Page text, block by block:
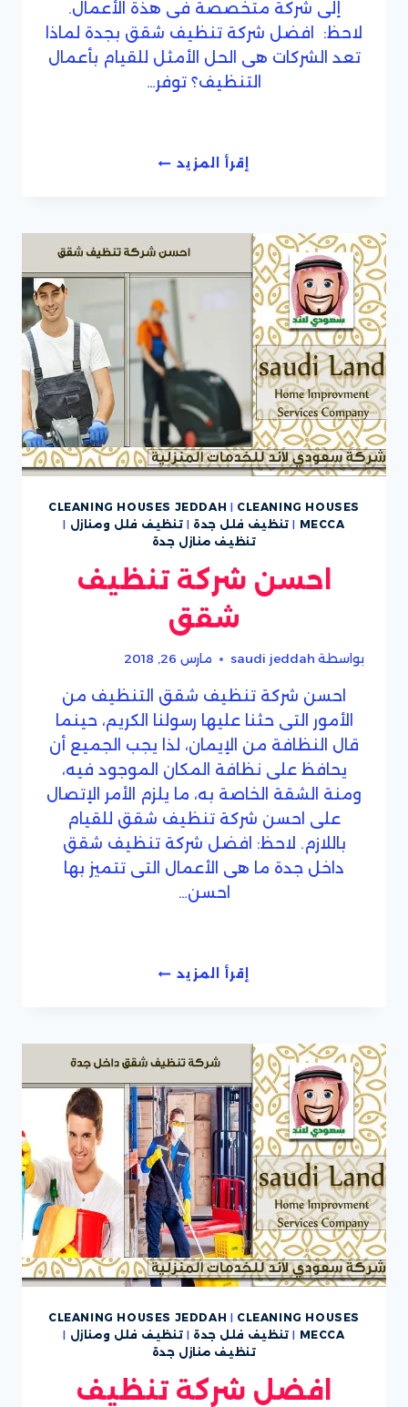
إلى شركة متخصصة فى هذة الأعمال.
لاحظ: افضل شركة تنظيف شقق بجدة لماذا
تعد الشركات هى الحل الأمثل للقيام بأعمال
التنظيف؟ توفر…
إقرأ المزيداحسن
CLEANING HOUSES JEDDAH | CLEANING HOUSES
MECCA
| تنظيف فلل جدة | تنظيف فلل ومنازل |
تنظيف منازل جدة
احسن شركة تنظيف
شقق
بواسطة saudi jeddah مارس 26, 2018
احسن شركة تنظيف شقق التنظيف من
الأمور التى حثنا عليها رسولنا الكريم، حينما
قال النظافة من الإيمان، لذا يجب الجميع أن
يحافظ على نظافة المكان الموجود فيه،
ومنة الشقة الخاصة به، ما يلزم الأمر الإتصال
على احسن شركة تنظيف شقق للقيام
باللازم. لاحظ: افضل شركة تنظيف شقق
داخل جدة ما هى الأعمال التى تتميز بها
احسن…
إقرأ المزيداحسن
CLEANING HOUSES JEDDAH | CLEANING HOUSES
MECCA
| تنظيف فلل جدة | تنظيف فلل ومنازل |
تنظيف منازل جدة
افضل شركة تنظيف